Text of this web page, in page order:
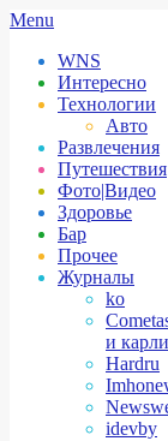
Skip
content
Secondary
Menu
Menu
WNS
Интересно
Технологии
Авто
Развлечения
Путешествия
Фото|Видео
Здоровье
Бар
Прочее
Журналы
ko
и
Hardru
idevby